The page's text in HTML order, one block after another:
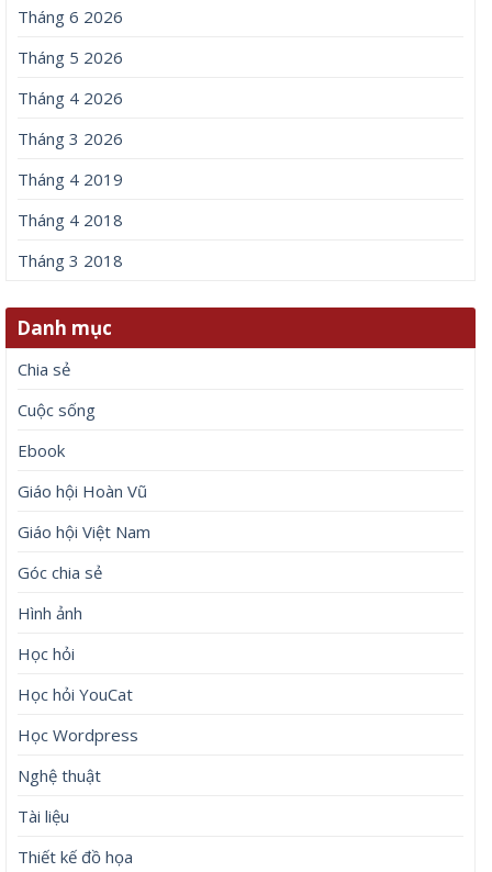
Tháng 6 2026
Tháng 5 2026
Tháng 4 2026
Tháng 3 2026
Tháng 4 2019
Tháng 4 2018
Tháng 3 2018
Danh mục
Chia sẻ
Cuộc sống
Ebook
Giáo hội Hoàn Vũ
Giáo hội Việt Nam
Góc chia sẻ
Hình ảnh
Học hỏi
Học hỏi YouCat
Học Wordpress
Nghệ thuật
Tài liệu
Thiết kế đồ họa